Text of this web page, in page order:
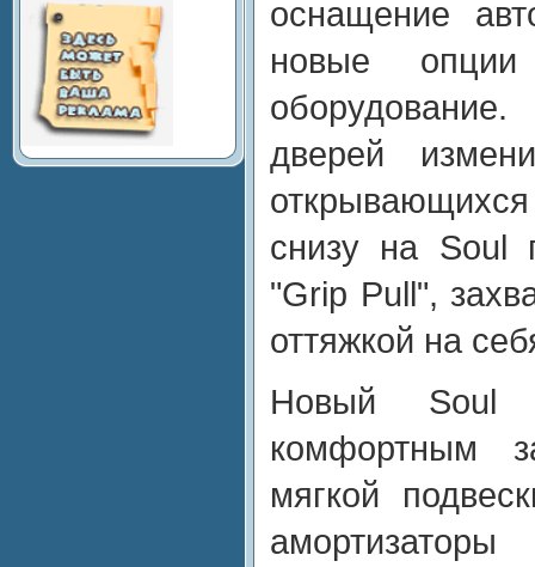
оснащение
новые опции
дверей
снизу на Soul
"Grip Pull",
оттяжкой на
Новый Soul
комфортным
мягкой